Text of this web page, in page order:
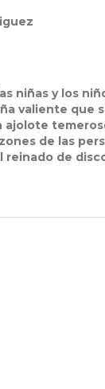
niñas y los
valiente que
de las
de